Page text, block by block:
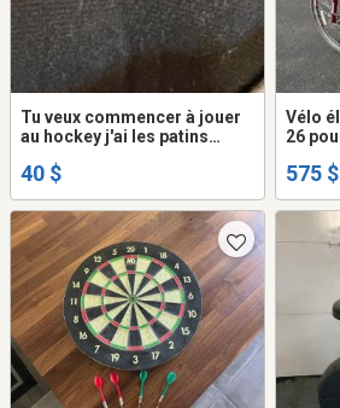
Tu veux commencer à jouer
au hockey j'ai les patins
40 $
Vélo
26
575 $